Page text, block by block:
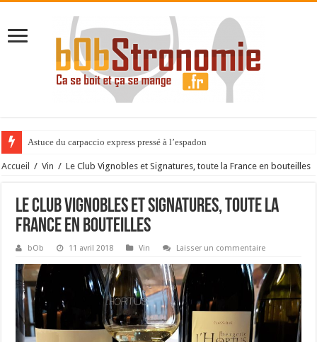
Astuce du carpaccio express pressé à l’espadon
Expérience gastronomique au Cèdre de Montcaud
Accueil / Vin / Le Club Vignobles et Signatures, toute la France en bouteilles
Le Club Vignobles et Signatures, toute la
France en bouteilles
bOb 11 avril 2018 Vin Laisser un commentaire